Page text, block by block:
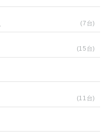
(7台)
(15台)
(11台)